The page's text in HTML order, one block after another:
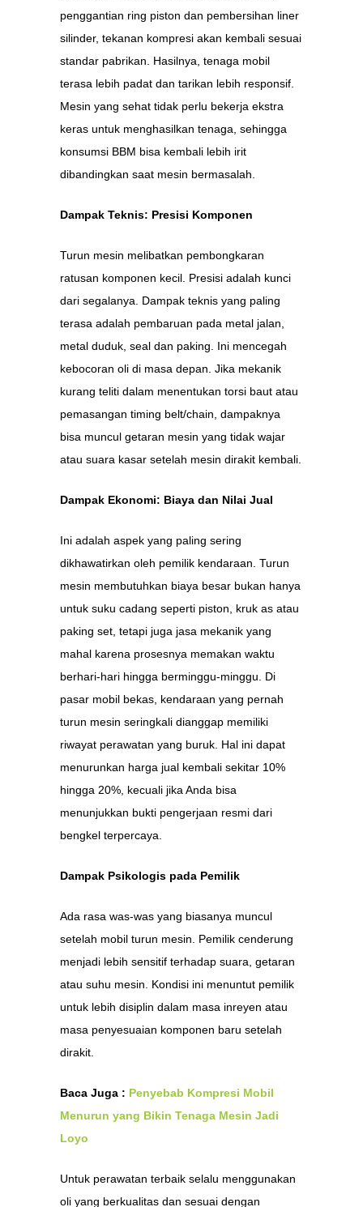
penggantian ring piston dan pembersihan liner
silinder, tekanan kompresi akan kembali sesuai
standar pabrikan. Hasilnya, tenaga mobil
terasa lebih padat dan tarikan lebih responsif.
Mesin yang sehat tidak perlu bekerja ekstra
keras untuk menghasilkan tenaga, sehingga
konsumsi BBM bisa kembali lebih irit
dibandingkan saat mesin bermasalah.
Dampak Teknis: Presisi Komponen
Turun mesin melibatkan pembongkaran
ratusan komponen kecil. Presisi adalah kunci
dari segalanya. Dampak teknis yang paling
terasa adalah pembaruan pada metal jalan,
metal duduk, seal dan paking. Ini mencegah
kebocoran oli di masa depan. Jika mekanik
kurang teliti dalam menentukan torsi baut atau
pemasangan timing belt/chain, dampaknya
bisa muncul getaran mesin yang tidak wajar
atau suara kasar setelah mesin dirakit kembali.
Dampak Ekonomi: Biaya dan Nilai Jual
Ini adalah aspek yang paling sering
dikhawatirkan oleh pemilik kendaraan. Turun
mesin membutuhkan biaya besar bukan hanya
untuk suku cadang seperti piston, kruk as atau
paking set, tetapi juga jasa mekanik yang
mahal karena prosesnya memakan waktu
berhari-hari hingga berminggu-minggu. Di
pasar mobil bekas, kendaraan yang pernah
turun mesin seringkali dianggap memiliki
riwayat perawatan yang buruk. Hal ini dapat
menurunkan harga jual kembali sekitar 10%
hingga 20%, kecuali jika Anda bisa
menunjukkan bukti pengerjaan resmi dari
bengkel terpercaya.
Dampak Psikologis pada Pemilik
Ada rasa was-was yang biasanya muncul
setelah mobil turun mesin. Pemilik cenderung
menjadi lebih sensitif terhadap suara, getaran
atau suhu mesin. Kondisi ini menuntut pemilik
untuk lebih disiplin dalam masa inreyen atau
masa penyesuaian komponen baru setelah
dirakit.
Baca Juga : Penyebab Kompresi Mobil
Menurun yang Bikin Tenaga Mesin Jadi
Loyo
Untuk perawatan terbaik selalu menggunakan
oli yang berkualitas dan sesuai dengan